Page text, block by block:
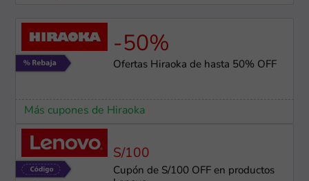
-50%
Ofertas Hiraoka de hasta 50% OFF
Más cupones de Hiraoka
S/100
Cupón de S/100 OFF en productos